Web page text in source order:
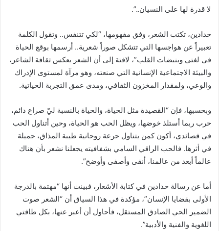
لا قدرة لها على النسيان..”.
حدادين، تكتب الشعر، وفق مفهومها، “لكي تتنفس.. وتقول الكلمة
تعبيراً عن هواجسها التي تتشكل صوراً شعرية.. أرسمها بوقع الحياة
في لغتي وبنبضات القلب”، لافتة إلى أن الشعر يعكس ثقافة الشاعر،
والبيئة الاجتماعية الإنسانية التي صنعته، وهو مرآة لمستوى الإدراك
والوعي، ولمقدار المخزون الثقافي، ومدى عمق التجربة الحياتية.
وبحسبها، فإن “القصيدة مثل الحياة، والحياة بالنسبة ليّ صراع دائم،
حرب ربما أستلذ خوضها، ويظل الحب هو الحياة، وحين أتناول الحب
في قصائدي، أكون كمن يتناول جرعة روحانية طيبة المذاق، جميلة
في أثرها. فالحب الراقي السامي بشفافيته يجعلنا نشعر بأن هناك
عالماً أبعد من عالمنا، أنقى وأصفى وأوضح”.
أما عن رسالة حدادين في كتابة الأشعار، فبينت أنها “مهتمة بالدرجة
الأولى بقضايا الإنسان”، مؤكدة في هذا السياق أن “الشعر صوت
الضمير الحي الصادق المستقل، فأحاول أن أعبر عنها، بكل طاقتي
اللغوية والفنية والأدبية”.